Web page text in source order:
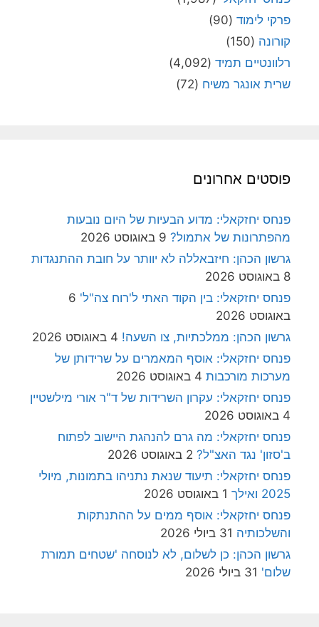
פרקי לימוד (90)
קורונה (150)
רלוונטיים תמיד (4,092)
שרית אונגר משיח (72)
פוסטים אחרונים
פנחס יחזקאלי: מדוע הבעיות של היום נובעות
מהפתרונות של אתמול? 9 באוגוסט 2026
גרשון הכהן: חיזבאללה לא יוותר על חובת ההתנגדות
8 באוגוסט 2026
פנחס יחזקאלי: בין הקוד האתי ל'רוח צה"ל' 6
באוגוסט 2026
גרשון הכהן: ממלכתיות, צו השעה! 4 באוגוסט 2026
פנחס יחזקאלי: אוסף המאמרים על שרידותן של
מערכות מורכבות 4 באוגוסט 2026
פנחס יחזקאלי: עקרון השרידות של ד"ר אורי מילשטיין
4 באוגוסט 2026
פנחס יחזקאלי: מה גרם להנהגת היישוב לפתוח
ב'סזון' נגד האצ"ל? 2 באוגוסט 2026
פנחס יחזקאלי: תיעוד שנאת נתניהו בתמונות, מיולי
2025 ואילך
1 באוגוסט 2026
פנחס יחזקאלי: אוסף ממים על ההתנתקות
והשלכותיה 31 ביולי 2026
גרשון הכהן: כן לשלום, לא לנוסחה 'שטחים תמורת
שלום' 31 ביולי 2026